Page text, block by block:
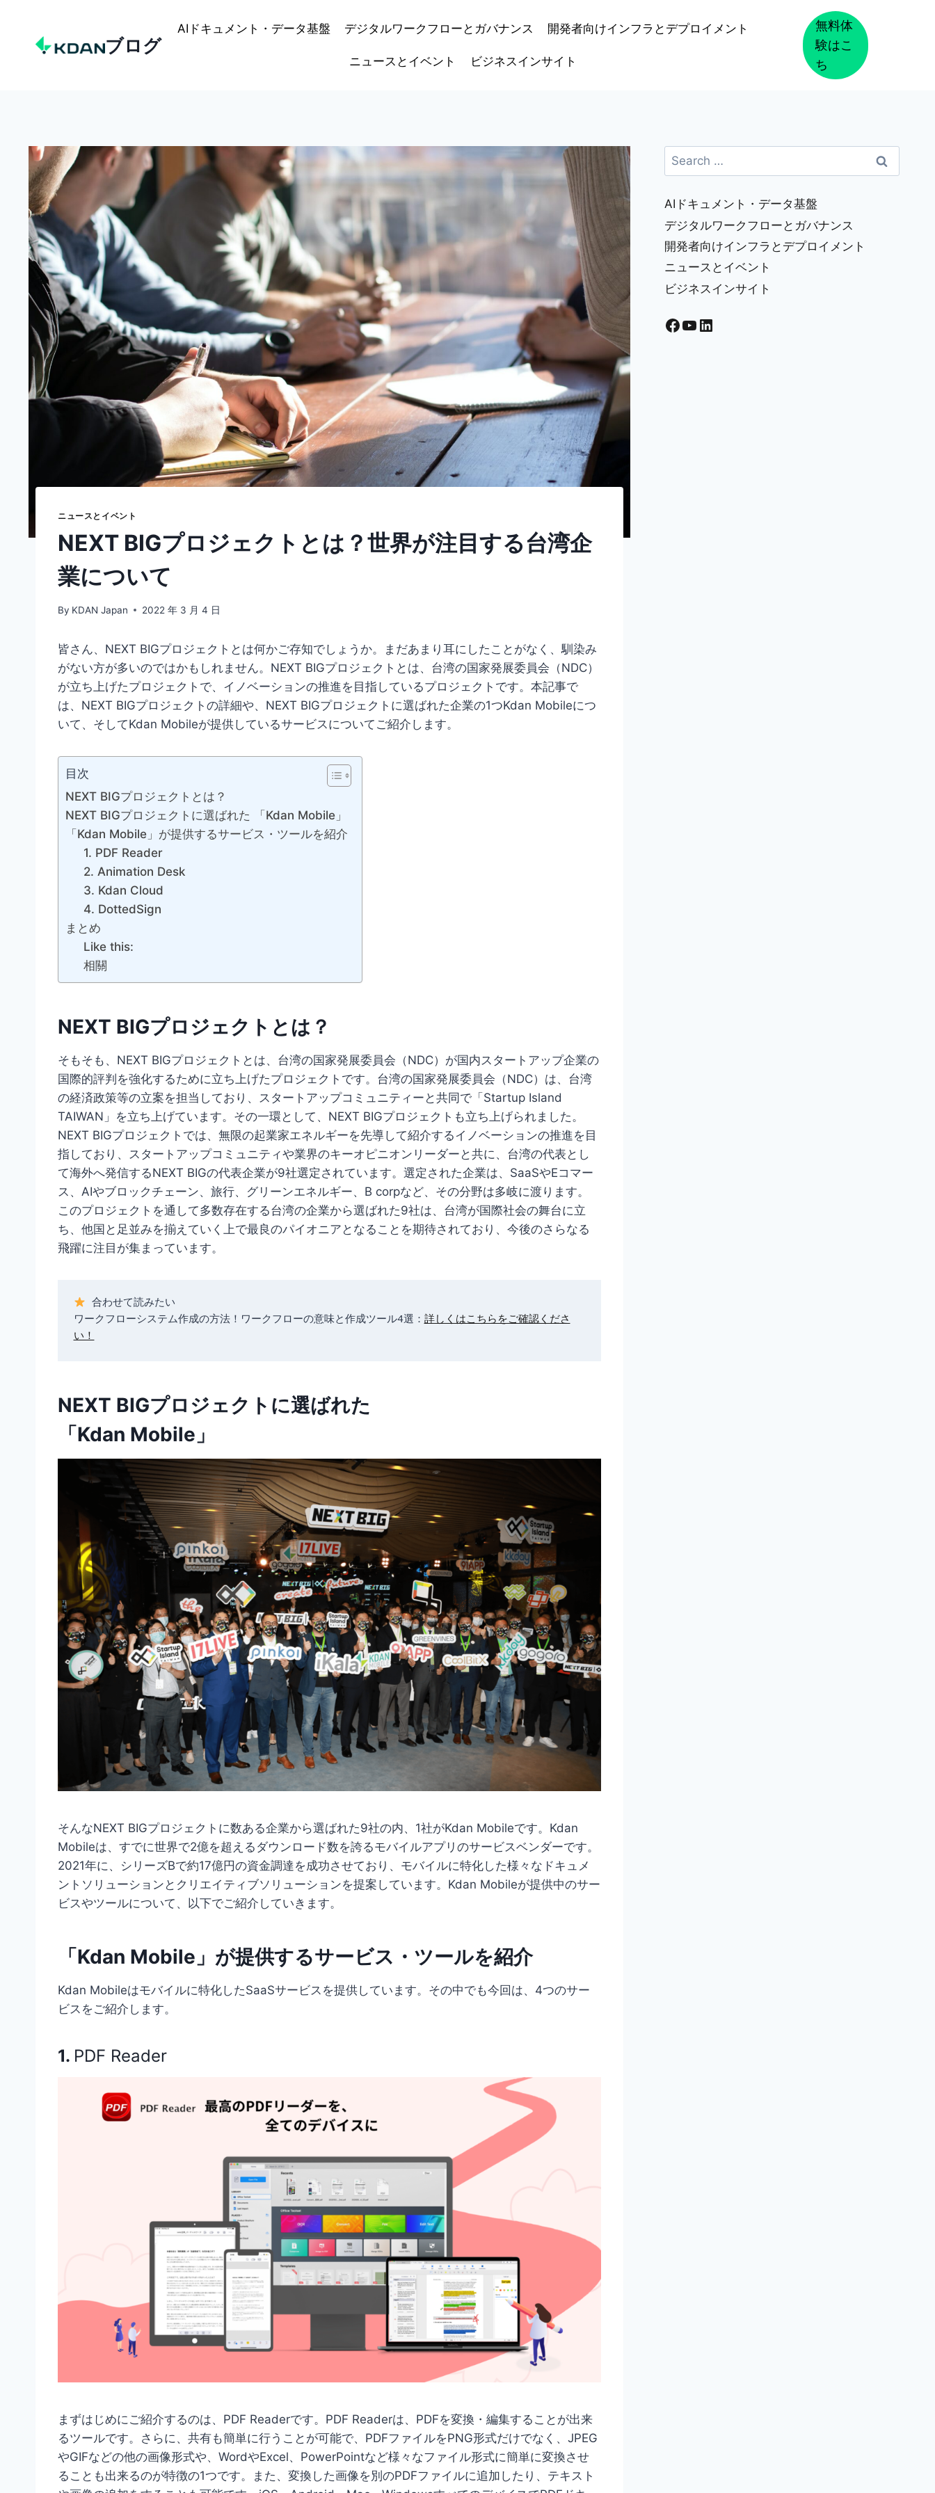
content
ブログ
AIドキュメント・データ基盤 デジタルワークフローとガバナンス 開発者向けインフラとデプロイメント
ニュースとイベント ビジネスインサイト
無料体
験はこ
ち
ニュースとイベント
NEXT BIGプロジェクトとは？世界が注目する台湾企
業について
By KDAN Japan 2022 年 3 月 4 日
皆さん、NEXT BIGプロジェクトとは何かご存知でしょうか。まだあまり耳にしたことがなく、馴染み
がない方が多いのではかもしれません。NEXT BIGプロジェクトとは、台湾の国家発展委員会（NDC）
が立ち上げたプロジェクトで、イノベーションの推進を目指しているプロジェクトです。本記事で
は、NEXT BIGプロジェクトの詳細や、NEXT BIGプロジェクトに選ばれた企業の1つKdan Mobileにつ
いて、そしてKdan Mobileが提供しているサービスについてご紹介します。
目次
NEXT BIGプロジェクトとは？
NEXT BIGプロジェクトに選ばれた 「Kdan Mobile」
「Kdan Mobile」が提供するサービス・ツールを紹介
1. PDF Reader
2. Animation Desk
3. Kdan Cloud
4. DottedSign
まとめ
Like this:
相關
NEXT BIGプロジェクトとは？
そもそも、NEXT BIGプロジェクトとは、台湾の国家発展委員会（NDC）が国内スタートアップ企業の
国際的評判を強化するために立ち上げたプロジェクトです。台湾の国家発展委員会（NDC）は、台湾
の経済政策等の立案を担当しており、スタートアップコミュニティーと共同で「Startup Island
TAIWAN」を立ち上げています。その一環として、NEXT BIGプロジェクトも立ち上げられました。
NEXT BIGプロジェクトでは、無限の起業家エネルギーを先導して紹介するイノベーションの推進を目
指しており、スタートアップコミュニティや業界のキーオピニオンリーダーと共に、台湾の代表とし
て海外へ発信するNEXT BIGの代表企業が9社選定されています。選定された企業は、SaaSやEコマー
ス、AIやブロックチェーン、旅行、グリーンエネルギー、B corpなど、その分野は多岐に渡ります。
このプロジェクトを通して多数存在する台湾の企業から選ばれた9社は、台湾が国際社会の舞台に立
ち、他国と足並みを揃えていく上で最良のパイオニアとなることを期待されており、今後のさらなる
飛躍に注目が集まっています。
合わせて読みたい
ワークフローシステム作成の方法！ワークフローの意味と作成ツール4選：詳しくはこちらをご確認くださ
い！
NEXT BIGプロジェクトに選ばれた
「Kdan Mobile」
そんなNEXT BIGプロジェクトに数ある企業から選ばれた9社の内、1社がKdan Mobileです。Kdan
Mobileは、すでに世界で2億を超えるダウンロード数を誇るモバイルアプリのサービスベンダーです。
2021年に、シリーズBで約17億円の資金調達を成功させており、モバイルに特化した様々なドキュメ
ントソリューションとクリエイティブソリューションを提案しています。Kdan Mobileが提供中のサー
ビスやツールについて、以下でご紹介していきます。
「Kdan Mobile」が提供するサービス・ツールを紹介
Kdan Mobileはモバイルに特化したSaaSサービスを提供しています。その中でも今回は、4つのサー
ビスをご紹介します。
1. PDF Reader
まずはじめにご紹介するのは、PDF Readerです。PDF Readerは、 PDFを変換・編集することが出来
るツールです。さらに、共有も簡単に行うことが可能で、PDFファイルをPNG形式だけでなく、JPEG
やGIFなどの他の画像形式や、WordやExcel、PowerPointなど様々なファイル形式に簡単に変換させ
ることも出来るのが特徴の1つです。また、変換した画像を別のPDFファイルに追加したり、テキスト
Search
for:
AIドキュメント・データ基盤
デジタルワークフローとガバナンス
開発者向けインフラとデプロイメント
ニュースとイベント
ビジネスインサイト
Facebook
YouTube
LinkedIn